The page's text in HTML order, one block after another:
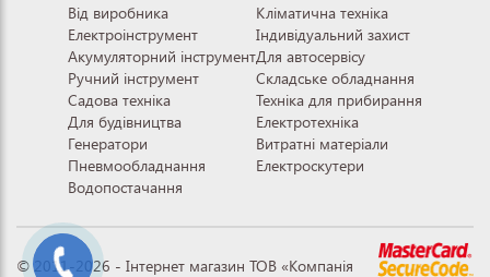
Від виробника
Електроінструмент
Акумуляторний інструмент
Ручний інструмент
Садова техніка
Для будівництва
Генератори
Пневмообладнання
Водопостачання
Кліматична техніка
Індивідуальний захист
Для автосервісу
Складське обладнання
Техніка для прибирання
Електротехніка
Витратні матеріали
Електроскутери
© 2011-2026 - Інтернет магазин ТОВ «Компанія